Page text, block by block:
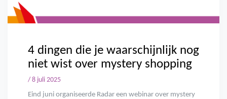
4 dingen die je waarschijnlijk nog
niet wist over mystery shopping
/ 8 juli 2025
Eind juni organiseerde Radar een webinar over mystery